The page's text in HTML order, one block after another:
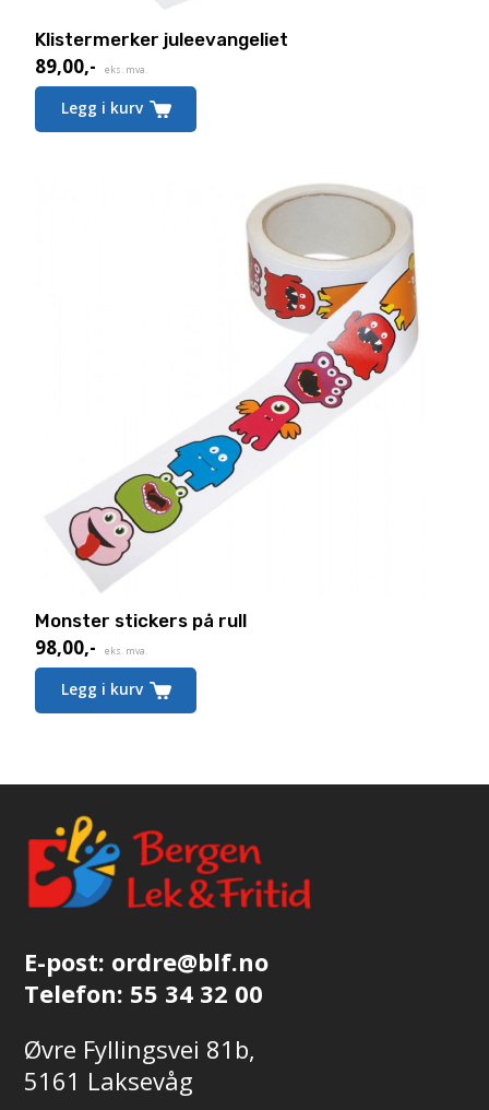
Klistermerker juleevangeliet
89,00,- eks. mva.
Legg i kurv
Monster stickers på rull
98,00,- eks. mva.
Legg i kurv
E-post: ordre@blf.no
Telefon: 55 34 32 00
Øvre Fyllingsvei 81b,
5161 Laksevåg